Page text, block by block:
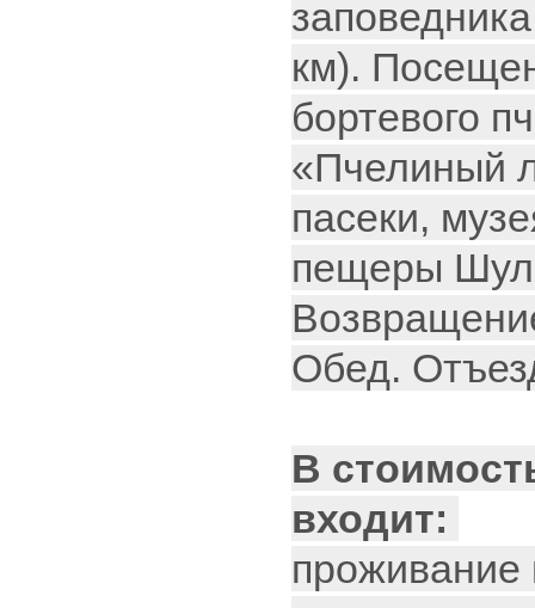
км).
бортевого
«Пчелиный
пасеки,
пещеры
Обед.
В
входит:
проживание